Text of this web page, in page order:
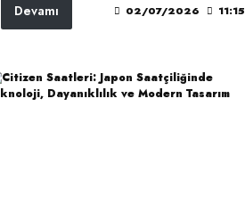
2001, 2002, Master Titanium, Super
dayanıklılığını, sportif karakterini
ve dalış saati mirasını farklı tasarım
Devamı 02/07/2026 11:15